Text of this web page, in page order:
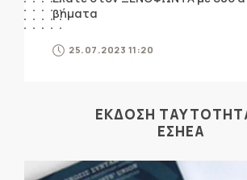
βήματα
25.07.2023 11:20
ΕΚΔΟΣΗ
ΕΣΗΕΑ